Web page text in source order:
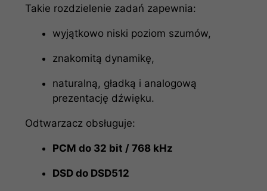
Takie rozdzielenie zadań zapewnia:
wyjątkowo niski poziom szumów,
znakomitą dynamikę,
naturalną, gładką i analogową
prezentację dźwięku.
Odtwarzacz obsługuje:
PCM do 32 bit / 768 kHz
DSD do DSD512